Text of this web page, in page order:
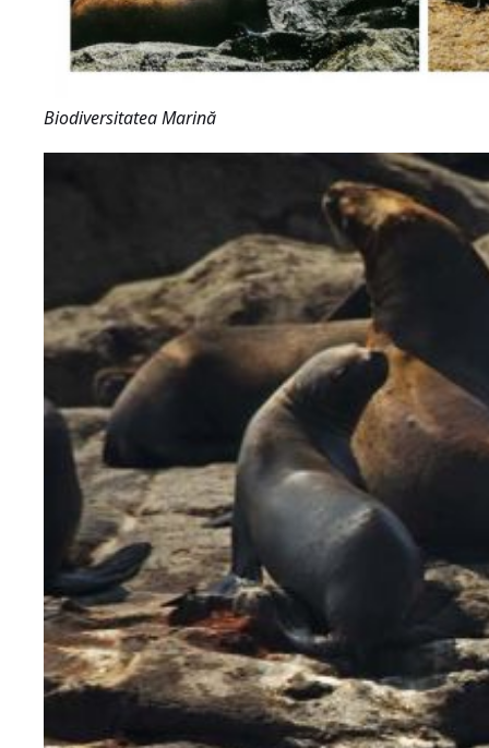
Biodiversitatea Marină